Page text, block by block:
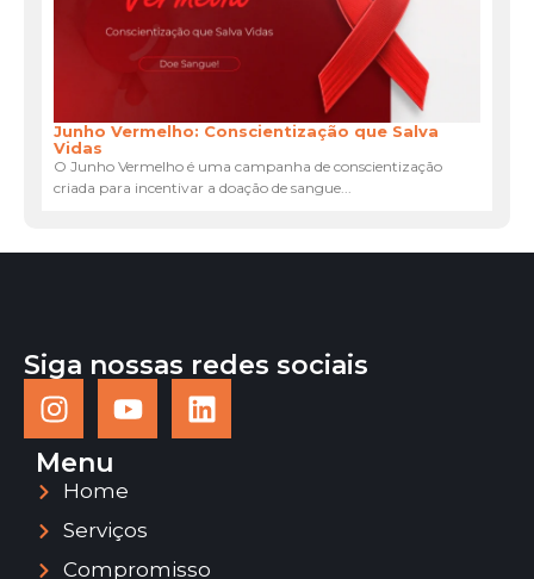
Junho Vermelho: Conscientização que Salva
Vidas
O Junho Vermelho é uma campanha de conscientização
criada para incentivar a doação de sangue...
Siga nossas redes sociais
Menu
Home
Serviços
Compromisso